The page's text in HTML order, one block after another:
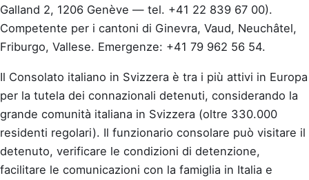
Galland 2, 1206 Genève — tel. +41 22 839 67 00).
Competente per i cantoni di Ginevra, Vaud, Neuchâtel,
Friburgo, Vallese. Emergenze: +41 79 962 56 54.
Il Consolato italiano in Svizzera è tra i più attivi in Europa
per la tutela dei connazionali detenuti, considerando la
grande comunità italiana in Svizzera (oltre 330.000
residenti regolari). Il funzionario consolare può visitare il
detenuto, verificare le condizioni di detenzione,
facilitare le comunicazioni con la famiglia in Italia e